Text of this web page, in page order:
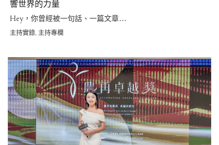
響世界的力量
Hey，你曾經被一句話、一篇文章…
主持實錄 主持專欄